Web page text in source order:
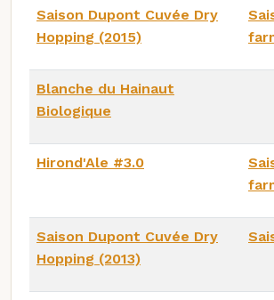
Saison Dupont Cuvée Dry
Hopping (2015)
Blanche du Hainaut
Biologique
Hirond'Ale #3.0
Saison Dupont Cuvée Dry
Hopping (2013)